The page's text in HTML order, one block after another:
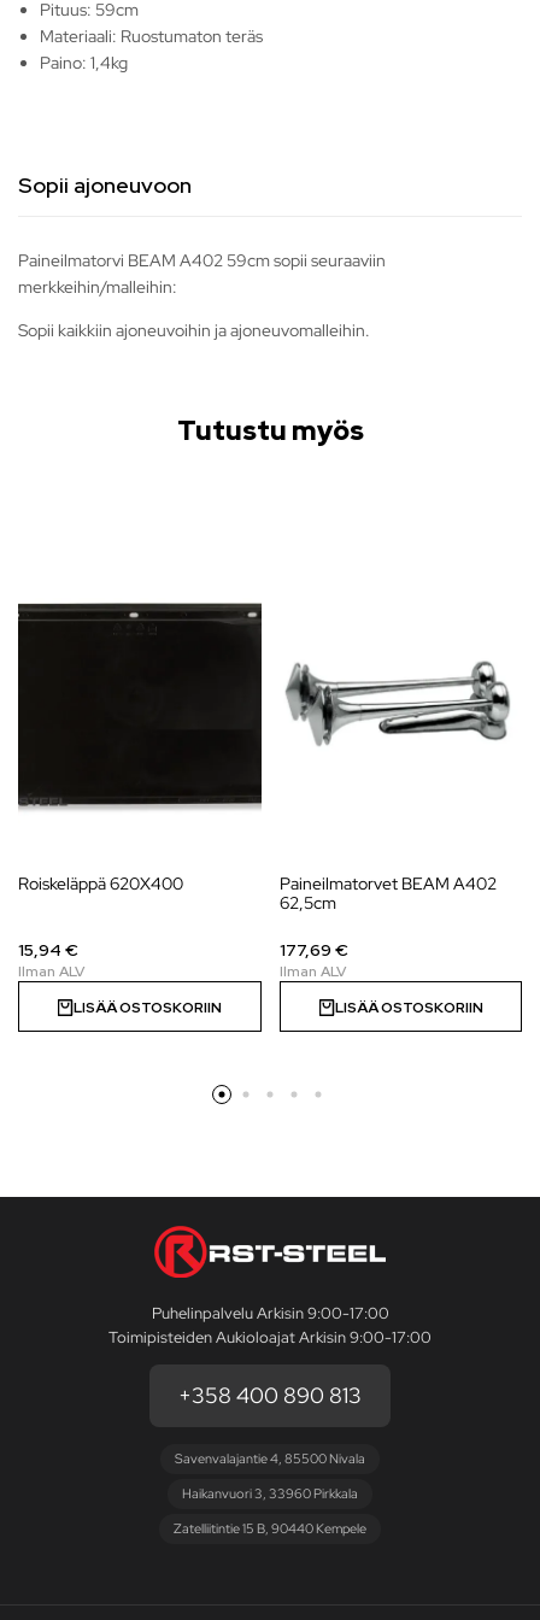
Pituus: 59cm
Materiaali: Ruostumaton teräs
Paino: 1,4kg
Sopii ajoneuvoon
Paineilmatorvi BEAM A402 59cm sopii seuraaviin
merkkeihin/malleihin:
Sopii kaikkiin ajoneuvoihin ja ajoneuvomalleihin.
Tutustu myös
Roiskeläppä 620X400
15,94 €
LISÄÄ OSTOSKORIIN
Paineilmatorvet BEAM A402
62,5cm
177,69 €
LISÄÄ OSTOSKORIIN
Puhelinpalvelu Arkisin 9:00-17:00
Toimipisteiden Aukioloajat Arkisin 9:00-17:00
+358 400 890 813
Savenvalajantie 4, 85500 Nivala
Haikanvuori 3, 33960 Pirkkala
Zatelliitintie 15 B, 90440 Kempele